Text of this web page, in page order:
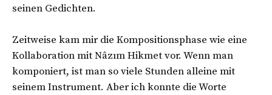
seinen Gedichten.
Zeitweise kam mir die Kompositionsphase wie eine
Kollaboration mit Nâzım Hikmet vor. Wenn man
komponiert, ist man so viele Stunden alleine mit
seinem Instrument. Aber ich konnte die Worte